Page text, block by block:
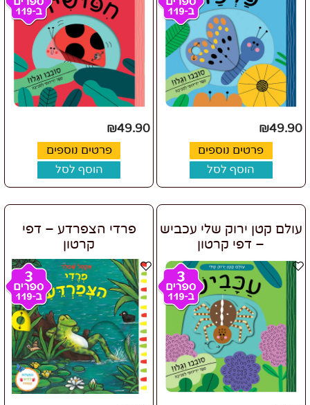
₪49.90
פרטים נוספים
הוסף לסל
₪49.90
פרטים נוספים
הוסף לסל
עולם קטן ירוק שלי עכביש
– דפי קרטון
פרדי הצפרדע – דפי
קרטון